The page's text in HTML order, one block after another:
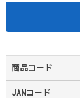
商品コード
JANコード